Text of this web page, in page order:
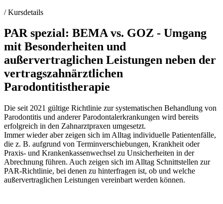
/Kursdetails
PAR spezial: BEMA vs. GOZ - Umgang
mit Besonderheiten und
außervertraglichen Leistungen neben der
vertragszahnärztlichen
Parodontitistherapie
Die seit 2021 gültige Richtlinie zur systematischen Behandlung von
Parodontitis und anderer Parodontalerkrankungen wird bereits
erfolgreich in den Zahnarztpraxen umgesetzt.
Immer wieder aber zeigen sich im Alltag individuelle Patientenfälle,
die z. B. aufgrund von Terminverschiebungen, Krankheit oder
Praxis- und Krankenkassenwechsel zu Unsicherheiten in der
Abrechnung führen. Auch zeigen sich im Alltag Schnittstellen zur
PAR-Richtlinie, bei denen zu hinterfragen ist, ob und welche
außervertraglichen Leistungen vereinbart werden können.